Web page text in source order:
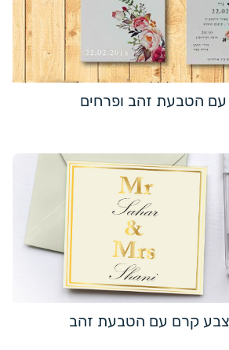
הטבעת זהב ופרחים
קרם עם הטבעת זהב